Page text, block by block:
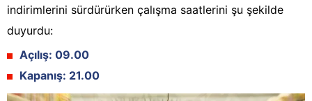
indirimlerini sürdürürken çalışma saatlerini şu şekilde
duyurdu:
Açılış: 09.00
Kapanış: 21.00